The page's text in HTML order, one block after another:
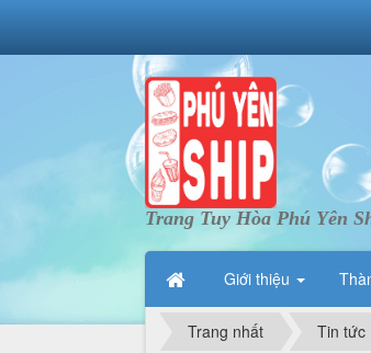
Trang Tuy Hòa Phú Yên
Giới thiệu
Trang nhất Tin tức